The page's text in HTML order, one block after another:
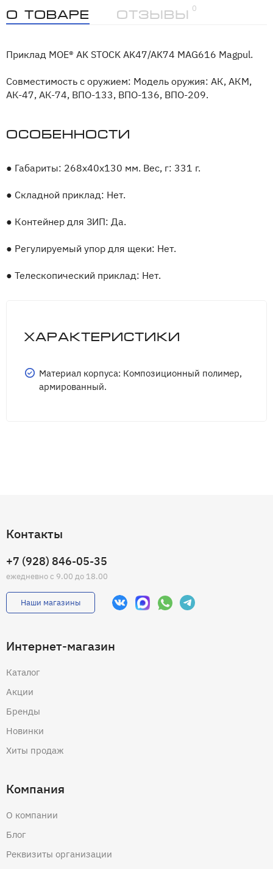
О товаре Отзывы
0
Приклад MOE® AK STOCK AK47/AK74 MAG616 Magpul.
Совместимость с оружием: Модель оружия: АК, АКМ,
АК-47, АК-74, ВПО-133, ВПО-136, ВПО-209.
Особенности
● Габариты: 268х40х130 мм. Вес, г: 331 г.
● Складной приклад: Нет.
● Контейнер для ЗИП: Да.
● Регулируемый упор для щеки: Нет.
● Телескопический приклад: Нет.
Характеристики
Материал корпуса: Композиционный полимер,
армированный.
Контакты
+7 (928) 846-05-35
ежедневно с 9.00 до 18.00
Наши магазины
Интернет-магазин
Каталог
Акции
Бренды
Новинки
Хиты продаж
Компания
О компании
Блог
Реквизиты организации